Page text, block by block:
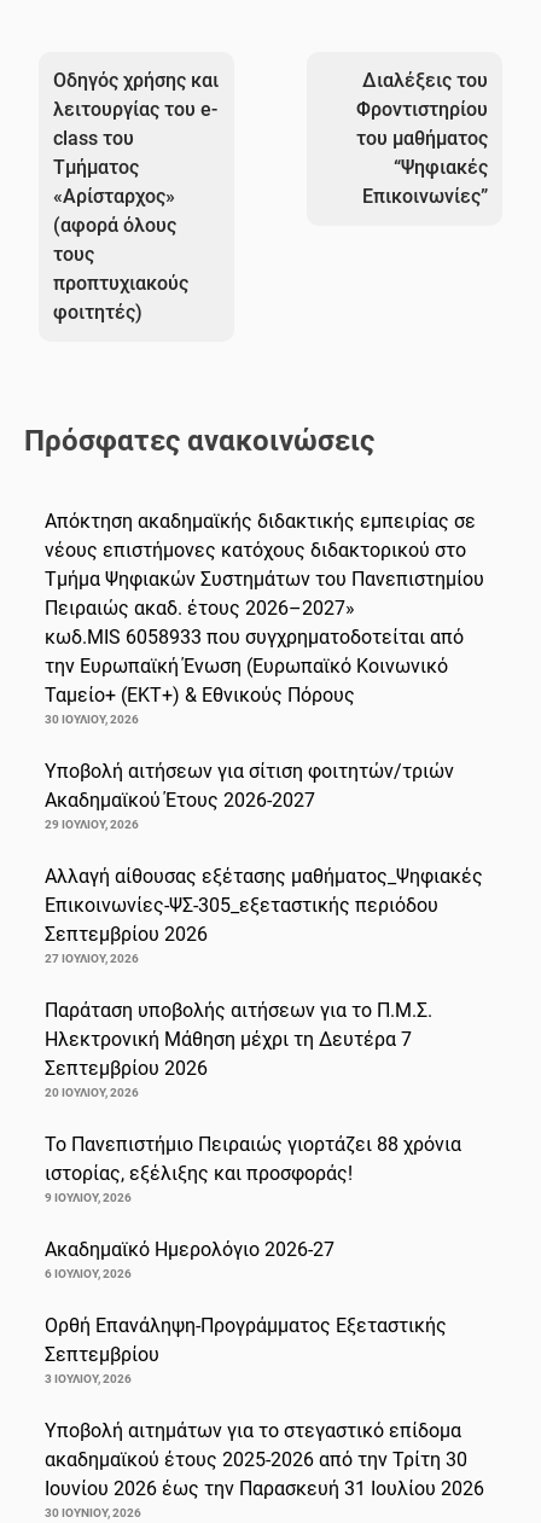
άρθρων
Οδηγός χρήσης και
λειτουργίας του e-
class του
Τμήματος
«Αρίσταρχος»
(αφορά όλους
τους
προπτυχιακούς
φοιτητές)
Διαλέξεις του
Φροντιστηρίου
του μαθήματος
“Ψηφιακές
Επικοινωνίες”
Πρόσφατες ανακοινώσεις
Απόκτηση ακαδημαϊκής διδακτικής εμπειρίας σε
νέους επιστήμονες κατόχους διδακτορικού στο
Τμήμα Ψηφιακών Συστημάτων του Πανεπιστημίου
Πειραιώς ακαδ. έτους 2026–2027»
κωδ.MIS 6058933 που συγχρηματοδοτείται από
την Ευρωπαϊκή Ένωση (Ευρωπαϊκό Κοινωνικό
Ταμείο+ (ΕΚΤ+) & Εθνικούς Πόρους
30 ΙΟΥΛΊΟΥ, 2026
Υποβολή αιτήσεων για σίτιση φοιτητών/τριών
Ακαδημαϊκού Έτους 2026-2027
29 ΙΟΥΛΊΟΥ, 2026
Αλλαγή αίθουσας εξέτασης μαθήματος_Ψηφιακές
Επικοινωνίες-ΨΣ-305_εξεταστικής περιόδου
Σεπτεμβρίου 2026
27 ΙΟΥΛΊΟΥ, 2026
Παράταση υποβολής αιτήσεων για το Π.Μ.Σ.
Ηλεκτρονική Μάθηση μέχρι τη Δευτέρα 7
Σεπτεμβρίου 2026
20 ΙΟΥΛΊΟΥ, 2026
Το Πανεπιστήμιο Πειραιώς γιορτάζει 88 χρόνια
ιστορίας, εξέλιξης και προσφοράς!
9 ΙΟΥΛΊΟΥ, 2026
Ακαδημαϊκό Ημερολόγιο 2026-27
6 ΙΟΥΛΊΟΥ, 2026
Ορθή Επανάληψη-Προγράμματος Εξεταστικής
Σεπτεμβρίου
3 ΙΟΥΛΊΟΥ, 2026
Υποβολή αιτημάτων για το στεγαστικό επίδομα
ακαδημαϊκού έτους 2025-2026 από την Τρίτη 30
Ιουνίου 2026 έως την Παρασκευή 31 Ιουλίου 2026
30 ΙΟΥΝΊΟΥ, 2026